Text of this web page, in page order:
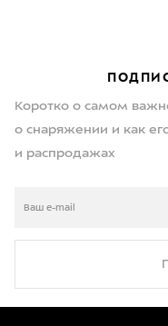
Коротко о самом
о снаряжении и как
и распродажах